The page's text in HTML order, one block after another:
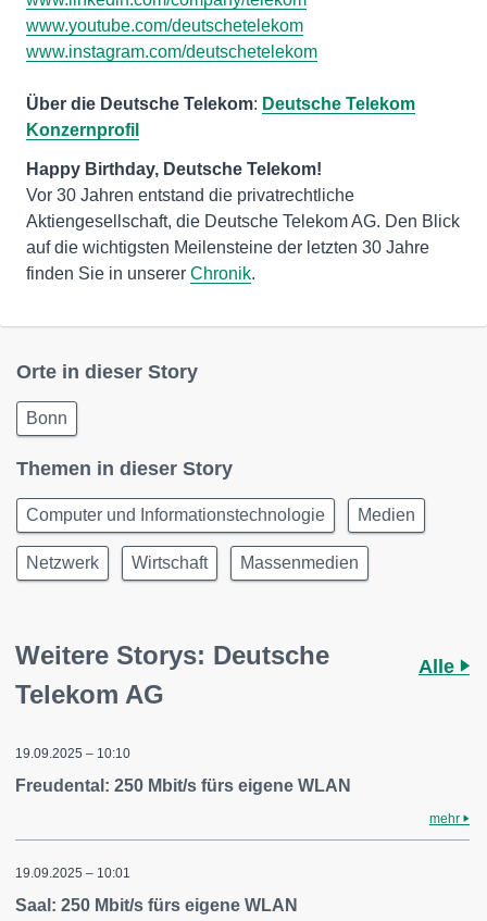
www.youtube.com/deutschetelekom
www.instagram.com/deutschetelekom
Über die Deutsche Telekom: Deutsche Telekom
Konzernprofil
Vor 30 Jahren entstand die privatrechtliche
Aktiengesellschaft, die Deutsche Telekom AG. Den Blick
auf die wichtigsten Meilensteine der letzten 30 Jahre
finden Sie in unserer Chronik.
Orte in dieser Story
Bonn
Themen in dieser Story
Computer und Informationstechnologie Medien
Netzwerk Wirtschaft Massenmedien
Weitere Storys: Deutsche
Telekom AG
Alle
19.09.2025 – 10:10
Freudental: 250 Mbit/s fürs eigene WLAN
mehr
19.09.2025 – 10:01
Saal: 250 Mbit/s fürs eigene WLAN